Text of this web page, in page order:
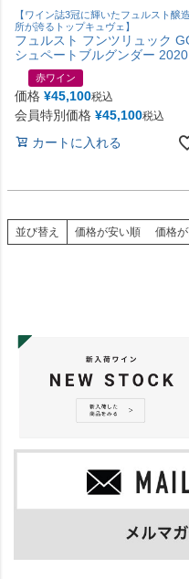
【ワイン誌3冠に輝いたフュルスト醸造
所が誇るトップキュヴェ】
フュルスト フンツリュック
シュペートブルグンダー 2020
赤ワイン
価格 ¥45,100税込
会員特別価格 ¥45,100税込
カートに入れる
並び替え 価格が安い順 価格